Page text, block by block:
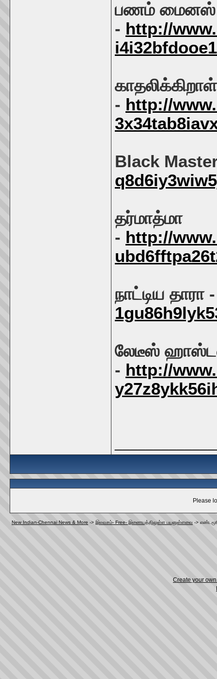
பணம்
- http://
- http://
Black
தர்மாத்மா
- http://
நாட்டிய தாரா
லேடீஸ்
- http://
Please
New Indian-Chennai News & More -> இலவசம்- Free- இணையத்திலுள்ள பயனுள்ளவை ->
Create your